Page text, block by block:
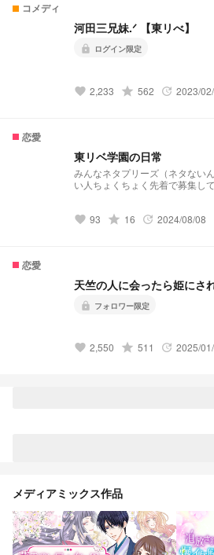
話～必見 コメント💬待ってます!!!返信もします!!! ※パクりはし
ないでください💦 ※交換宣伝は☆500↑の方のみ受け付けてお
ります。☆500↑の方ぜひ！他界
コメディ
河田三兄妹.ᐟ 【東リべ】
lock ログイン限定
favorite 2,233 grade 562 update 2023/
恋愛
東リベ学園の日常
みんなネタプリーズ（ネタない
い人ちょくちょく先着で募集し
favorite 93 grade 16 update 2024/08/08
恋愛
天竺の人に会ったら姫にさ
lock フォロワー限定
favorite 2,550 grade 511 update 2025/
メディアミックス作品